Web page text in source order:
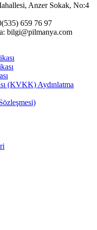
Anzer Sokak, No:4
659 76 97
bilgi@pilmanya.com
(KVKK) Aydınlatma